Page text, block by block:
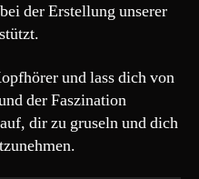
der Erstellung unserer
und lass dich von
der Faszination
dir zu gruseln und dich